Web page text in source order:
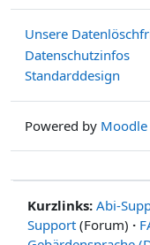
Unsere
Datenschutzinfos
Standarddesign
Powered by Moodle
Kurzlinks: Abi-
Support (Forum) ·